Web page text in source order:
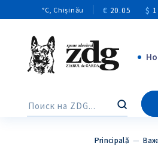
°C, Chișinău € 20.05 $
Поиск
Principală —